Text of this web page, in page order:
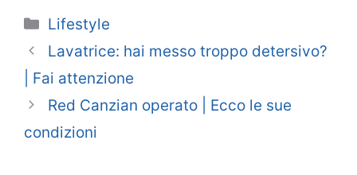
Categorie
Lifestyle
Lavatrice: hai messo troppo detersivo?
| Fai attenzione
Red Canzian operato | Ecco le sue
condizioni